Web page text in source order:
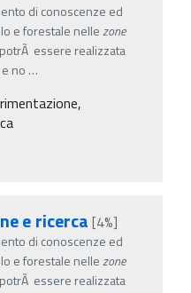
di conoscenze ed
e forestale nellezone
potrÃ essere realizzata
no …
e ricerca [4%]
di conoscenze ed
e forestale nellezone
potrÃ essere realizzata